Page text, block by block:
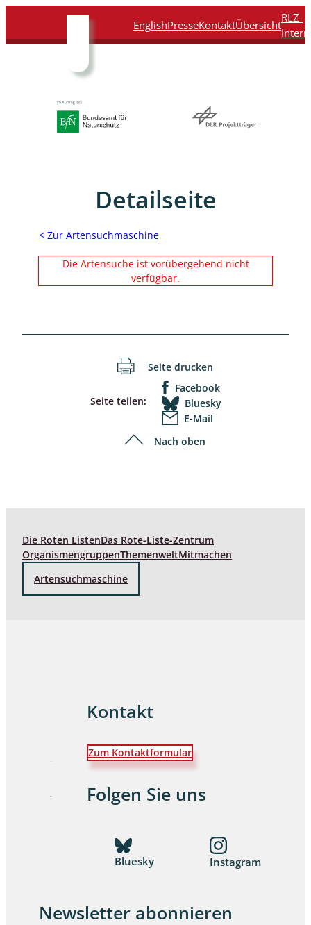
Inhalt
Hauptnavigation
Suche
Fußleiste
EnglishPresseKontaktÜbersicht
RLZ-
Intern
Detailseite
< Zur Artensuchmaschine
Die Artensuche ist vorübergehend nicht
verfügbar.
Seite drucken
Seite teilen:
Facebook
Bluesky
E-Mail
Nach oben
Die Roten ListenDas Rote-Liste-Zentrum
OrganismengruppenThemenweltMitmachen
Artensuchmaschine
Kontakt
Zum Kontaktformular
Folgen Sie uns
Bluesky Instagram
Newsletter abonnieren